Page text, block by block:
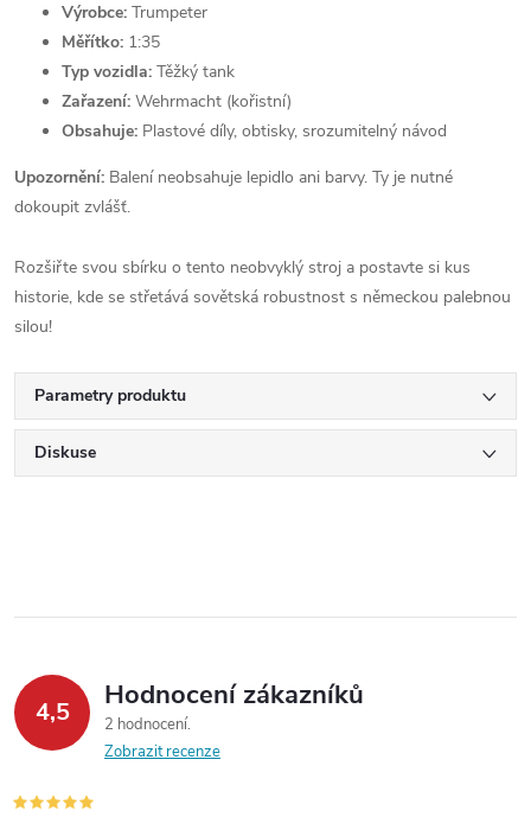
Výrobce: Trumpeter
Měřítko: 1:35
Typ vozidla: Těžký tank
Zařazení: Wehrmacht (kořistní)
Obsahuje: Plastové díly, obtisky, srozumitelný návod
Upozornění: Balení neobsahuje lepidlo ani barvy. Ty je nutné
dokoupit zvlášť.
Rozšiřte svou sbírku o tento neobvyklý stroj a postavte si kus
historie, kde se střetává sovětská robustnost s německou palebnou
silou!
Parametry produktu
Diskuse
4,5 Hodnocení zákazníků
2 hodnocení
Zobrazit recenze